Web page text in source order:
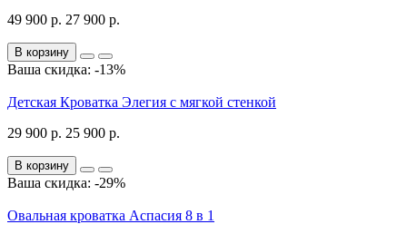
49 900 р. 27 900 р.
В корзину
Ваша скидка: -13%
Детская Кроватка Элегия с мягкой стенкой
29 900 р. 25 900 р.
В корзину
Ваша скидка: -29%
Овальная кроватка Аспасия 8 в 1